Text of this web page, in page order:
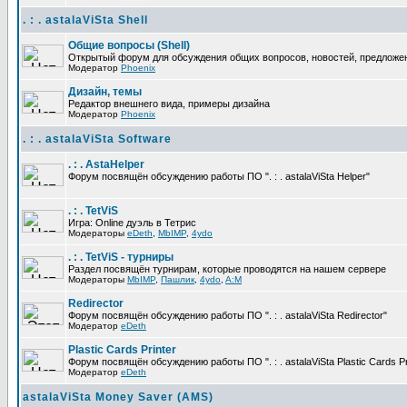
. : . astalaViSta Shell
Общие вопросы (Shell)
Открытый форум для обсуждения общих вопросов, новостей,
Модератор Phoenix
Дизайн, темы
Редактор внешнего вида, примеры дизайна
Модератор Phoenix
. : . astalaViSta Software
. : . AstaHelper
Форум посвящён обсуждению работы ПО ". : . astalaViSta Helper"
. : . TetViS
Игра: Online дуэль в Тетрис
Модераторы eDeth MbIMP 4ydo
. : . TetViS - турниры
Раздел посвящён турнирам, которые проводятся на нашем сервере
Модераторы MbIMP Пашлик 4ydo A:M
Redirector
Форум посвящён обсуждению работы ПО ". : . astalaViSta Redirector"
Модератор eDeth
Plastic Cards Printer
Форум посвящён обсуждению работы ПО ". : . astalaViSta Plastic Cards
Модератор eDeth
astalaViSta Money Saver (AMS)